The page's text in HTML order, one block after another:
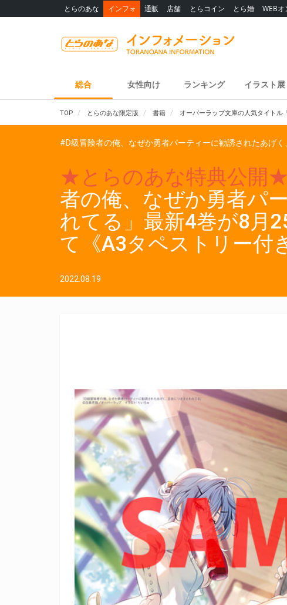
とらのあな インフォ 通販 店舗 とらコイン とら婚 WEBオ
総合 女性向け ランキング イラスト展
TOP とらのあな限定版 書籍 オーバーラップ文庫の人気タイトル
#D級冒険者の俺、なぜか勇者パーティーに勧誘されたあげ
★とらのあな特典公開★
者の俺、なぜか勇者パ
れてる」最新4巻が8月
て《A3タペストリー付
2022.08.19